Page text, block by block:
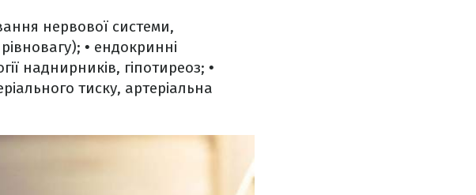
нервової системи,
• ендокринні
наднирників, гіпотиреоз; •
тиску, артеріальна